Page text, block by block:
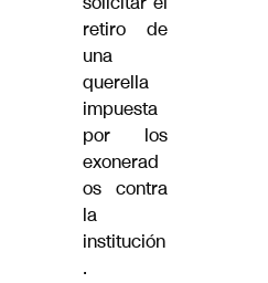
retiro de
una
querella
impuesta
por los
exonerad
os contra
la
institución
.